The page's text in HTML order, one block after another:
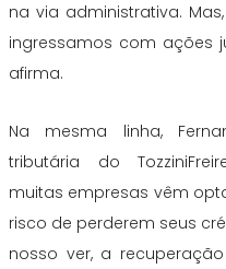
na via administrativa.
ingressamos com ações
afirma.
Na mesma linha,
tributária do
muitas empresas vêm
risco de perderem seus
nosso ver, a recuperação